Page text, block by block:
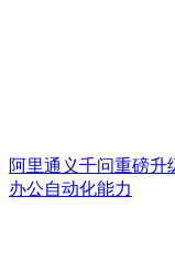
阿里通义千问重磅
办公自动化能力